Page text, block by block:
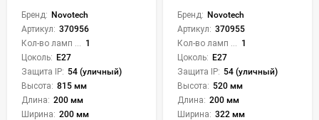
Бренд: Novotech
Артикул: 370956
1
Цоколь: E27
Защита IP: 54 (уличный)
Высота: 815 мм
Длина: 200 мм
Ширина: 200 мм
Бренд: Novotech
Артикул: 370955
1
Цоколь: E27
Защита IP: 54 (уличный)
Высота: 520 мм
Длина: 200 мм
Ширина: 322 мм